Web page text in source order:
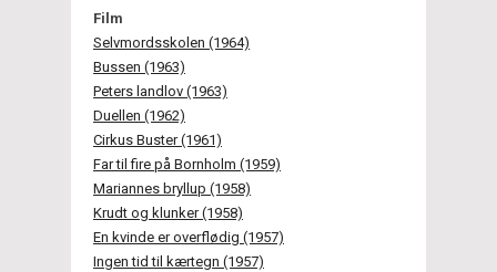
Film
Selvmordsskolen (1964)
Bussen (1963)
Peters landlov (1963)
Duellen (1962)
Cirkus Buster (1961)
Far til fire på Bornholm (1959)
Mariannes bryllup (1958)
Krudt og klunker (1958)
En kvinde er overflødig (1957)
Ingen tid til kærtegn (1957)